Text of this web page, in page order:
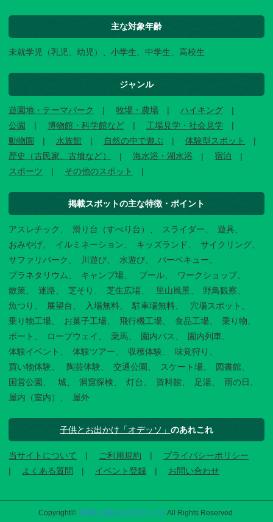
主な対象年齢
未就学児（乳児、幼児）、小学生、中学生、高校生
ジャンル
遊園地・テーマパーク 牧場・農場
ハイキング
公園
博物館・科学館など
工場見学・社会見学
動物園
水族館 自然の中で遊ぶ
体験型スポット
歴史（古民家、古墳など）
海水浴・湖水浴
宿泊
スポーツ
その他のスポット
掲載スポットの主な特徴・ポイント
アスレチック 滑り台（すべり台） スライダー
遊具
おみやげ
イルミネーション キッズランド
サイクリング
サファリパーク
川遊び 水遊び
バーベキュー
プラネタリウム
キャンプ場 プール
ワークショップ
散策
迷路 芝そり 芝生広場 里山風景
野鳥観察
魚つり
展望台 入場無料 駐車場無料
穴場スポット
乗り物工場
お菓子工場 飛行機工場 食品工場
乗り物
ボート
ロープウェイ 乗馬 園内バス
園内列車
体験イベント
体験ツアー 収穫体験
味覚狩り
買い物体験
陶芸体験 交通公園 スケート場
図書館
国営公園
城 洞窟探検 灯台 資料館 足湯
雨の日
屋内（室内）
屋外
子供とお出かけ「オデッソ」 のあれこれ
当サイトについて ご利用規約
プライバシーポリシー
よくある質問
イベント登録 お問い合わせ
Copyright© 子供とお出かけ[オデッソ] . All Rights Reserved.